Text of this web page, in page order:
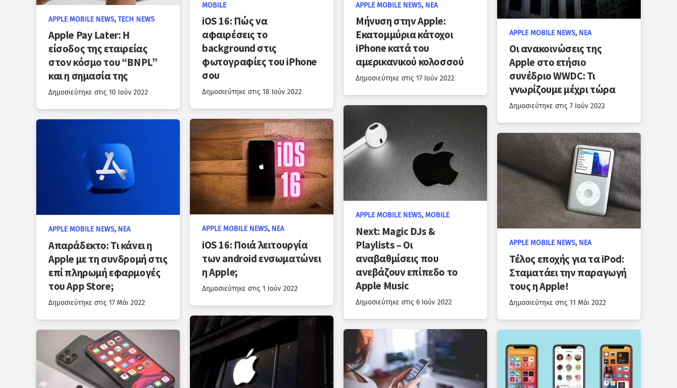
MOBILE
iOS 16: Πώς να
αφαιρέσεις το
background στις
φωτογραφίες του iPhone
σου
Δημοσιεύτηκε στις 18 Ιούν 2022
APPLE MOBILE NEWS, ΝΈΑ
Μήνυση στην Apple:
Εκατομμύρια κάτοχοι
iPhone κατά του
αμερικανικού κολοσσού
Δημοσιεύτηκε στις 17 Ιούν 2022
APPLE MOBILE NEWS,TECH NEWS
Apple Pay Later: Η
είσοδος της εταιρείας
στον κόσμο του “BNPL”
και η σημασία της
Δημοσιεύτηκε στις 10 Ιούν 2022
APPLE MOBILE NEWS, ΝΈΑ
Οι ανακοινώσεις της
Apple στο ετήσιο
συνέδριο WWDC: Τι
γνωρίζουμε μέχρι τώρα
Δημοσιεύτηκε στις 7 Ιούν 2022
APPLE MOBILE NEWS, MOBILE
Next: Magic DJs &
Playlists – Οι
αναβαθμίσεις που
ανεβάζουν επίπεδο το
Apple Music
Δημοσιεύτηκε στις 6 Ιούν 2022
APPLE MOBILE NEWS, ΝΈΑ
iOS 16: Ποιά λειτουργία
των android ενσωματώνει
η Apple;
Δημοσιεύτηκε στις 1 Ιούν 2022
APPLE MOBILE NEWS, ΝΈΑ
Απαράδεκτο: Τι κάνει η
Apple με τη συνδρομή στις
επί πληρωμή εφαρμογές
του App Store;
Δημοσιεύτηκε στις 17 Μάι 2022
APPLE MOBILE NEWS, ΝΈΑ
Τέλος εποχής για τα iPod:
Σταματάει την παραγωγή
τους η Apple!
Δημοσιεύτηκε στις 11 Μάι 2022